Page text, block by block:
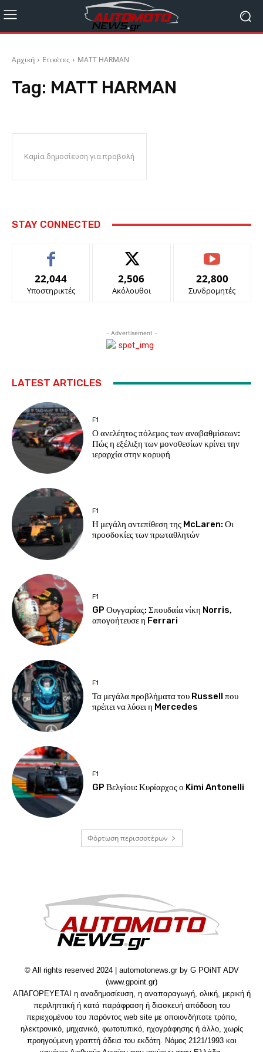
Αρχική Ετικέτες MATT HARMAN
Tag: MATT HARMAN
Καμία δημοσίευση για προβολή
STAY CONNECTED
22,044
Υποστηρικτές
2,506
Ακόλουθοι
22,800
Συνδρομητές
- Advertisement -
LATEST ARTICLES
F1
Ο ανελέητος πόλεμος των αναβαθμίσεων:
Πώς η εξέλιξη των μονοθεσίων κρίνει την
ιεραρχία στην κορυφή
F1
Η μεγάλη αντεπίθεση της McLaren: Οι
προσδοκίες των πρωταθλητών
F1
GP Ουγγαρίας: Σπουδαία νίκη Norris,
απογοήτευσε η Ferrari
F1
Τα μεγάλα προβλήματα του Russell που
πρέπει να λύσει η Mercedes
F1
GP Βελγίου: Κυρίαρχος ο Kimi Antonelli
Φόρτωση περισσοτέρων
© All rights reserved 2024 | automotonews.gr by G POiNT ADV
(www.gpoint.gr)
ΑΠΑΓΟΡΕΥΕΤΑΙ η αναδημοσίευση, η αναπαραγωγή, ολική, μερική ή
περιληπτική ή κατά παράφραση ή διασκευή απόδοση του
περιεχομένου του παρόντος web site με οποιονδήποτε τρόπο,
ηλεκτρονικό, μηχανικό, φωτοτυπικό, ηχογράφησης ή άλλο, χωρίς
προηγούμενη γραπτή άδεια του εκδότη. Νόμος 2121/1993 και